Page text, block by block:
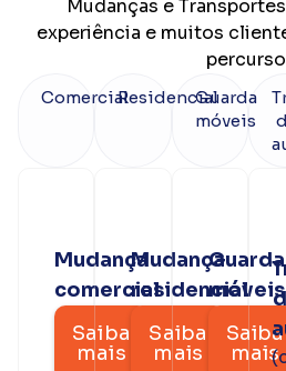
Mudanças e
experiência e muitos
ComercialResidencialGuarda
móveis
Mudança
comercial
Saiba
mais
Mudança
residencial
Saiba
mais
Guarda
móveis
Saiba
mais